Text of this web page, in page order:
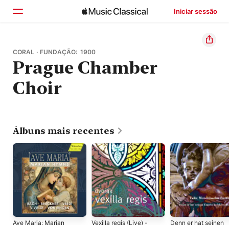
Iniciar sessão
Início
Explorar
Buscar
CORAL · FUNDAÇÃO: 1900
Prague Chamber
Choir
Álbuns mais recentes
Ave Maria: Marian
Vexilla regis (Live) -
Denn er hat seinen